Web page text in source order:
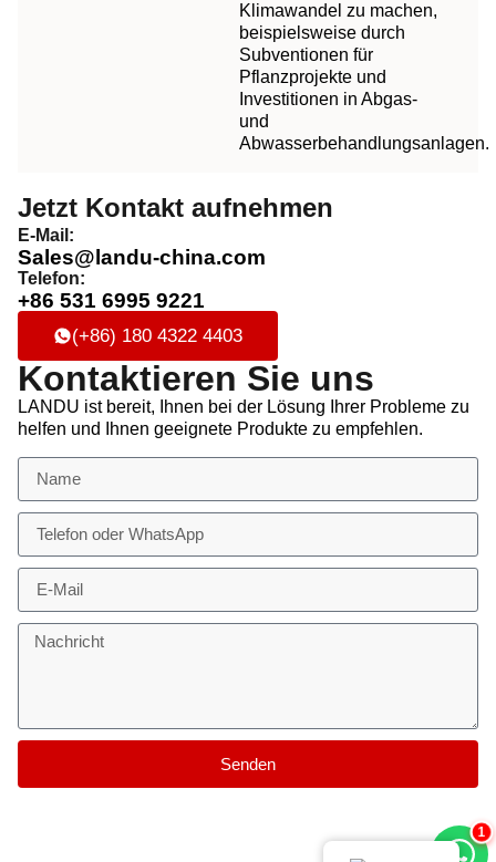
Klimawandel zu machen,
beispielsweise durch
Subventionen für
Pflanzprojekte und
Investitionen in Abgas-
und
Abwasserbehandlungsanlagen.
Jetzt Kontakt aufnehmen
E-Mail:
Sales@landu-china.com
Telefon:
+86 531 6995 9221
(+86) 180 4322 4403
Kontaktieren Sie uns
LANDU ist bereit, Ihnen bei der Lösung Ihrer Probleme zu
helfen und Ihnen geeignete Produkte zu empfehlen.
Senden
2